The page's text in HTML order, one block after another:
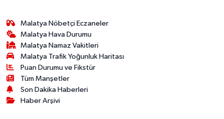
Malatya Nöbetçi Eczaneler
Malatya Hava Durumu
Malatya Namaz Vakitleri
Malatya Trafik Yoğunluk Haritası
Puan Durumu ve Fikstür
Tüm Manşetler
Son Dakika Haberleri
Haber Arşivi